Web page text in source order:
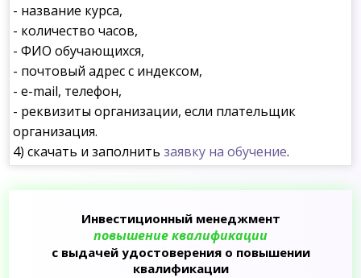
- название курса,
- количество часов,
- ФИО обучающихся,
- почтовый адрес с индексом,
- e-mail, телефон,
- реквизиты организации, если плательщик
организация.
4) скачать и заполнитьзаявку на обучение.
Инвестиционный менеджмент
повышение квалификации
с выдачей удостоверения о повышении
квалификации